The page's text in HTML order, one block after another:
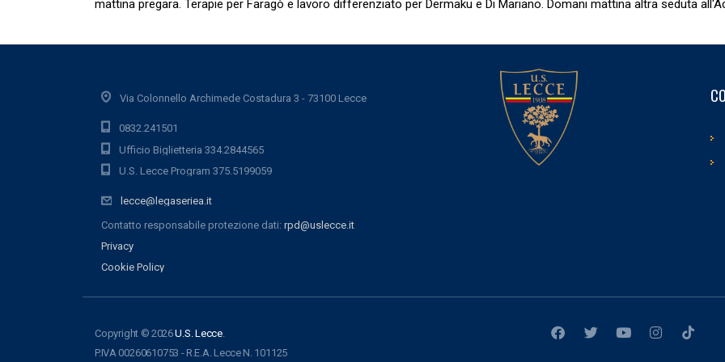
mattina pregara. Terapie per Faragò e lavoro differenziato per Dermaku e Di Mariano. Domani mattina altra seduta
Via Colonnello Archimede Costadura 3 - 73100 Lecce
0832.241501
Ufficio Biglietteria 334.2844565
U.S. Lecce Program 375.5199059
lecce@legaseriea.it
Contatto responsabile protezione dati: rpd@uslecce.it
Privacy
Cookie Policy
Copyright © 2026U.S. Lecce.
P.IVA 00260610753 - R.E.A. Lecce N. 101125